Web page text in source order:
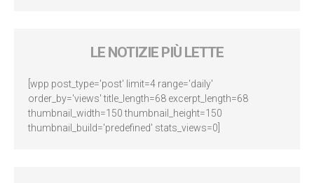
LE NOTIZIE PIÙ LETTE
[wpp post_type='post' limit=4 range='daily'
order_by='views' title_length=68 excerpt_length=68
thumbnail_width=150 thumbnail_height=150
thumbnail_build='predefined' stats_views=0]